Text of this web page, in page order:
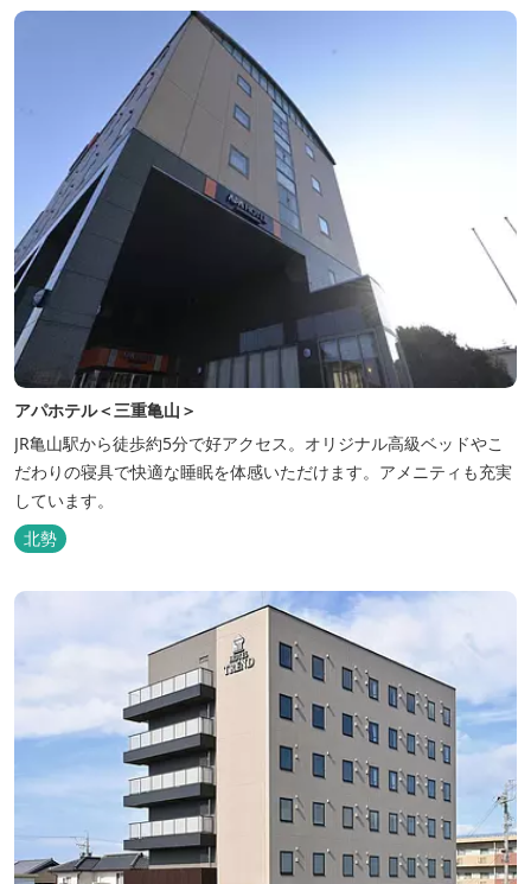
アパホテル＜三重亀山＞
JR亀山駅から徒歩約5分で好アクセス。オリジナル高級ベッドやこ
だわりの寝具で快適な睡眠を体感いただけます。アメニティも充実
しています。
北勢